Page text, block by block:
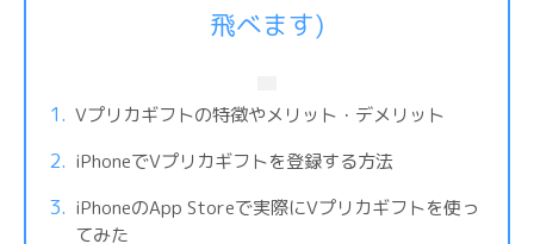
飛べます)
Vプリカギフトの特徴やメリット・デメリット
iPhoneでVプリカギフトを登録する方法
iPhoneのApp Storeで実際にVプリカギフトを使っ
てみた